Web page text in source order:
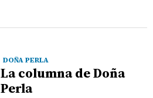
DOÑA PERLA
La columna de Doña
Perla